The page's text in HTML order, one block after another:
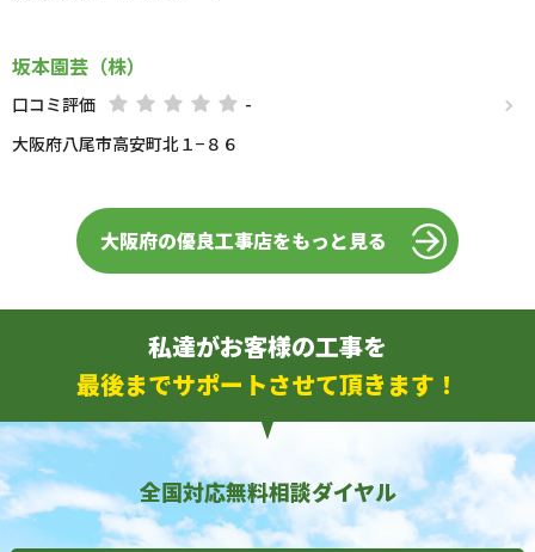
坂本園芸（株）
口コミ評価
-
大阪府八尾市高安町北１−８６
大阪府の優良工事店をもっと見る
私達がお客様の工事を
最後までサポートさせて頂きます！
全国対応無料相談ダイヤル